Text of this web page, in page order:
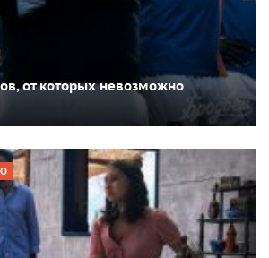
от которых невозможно